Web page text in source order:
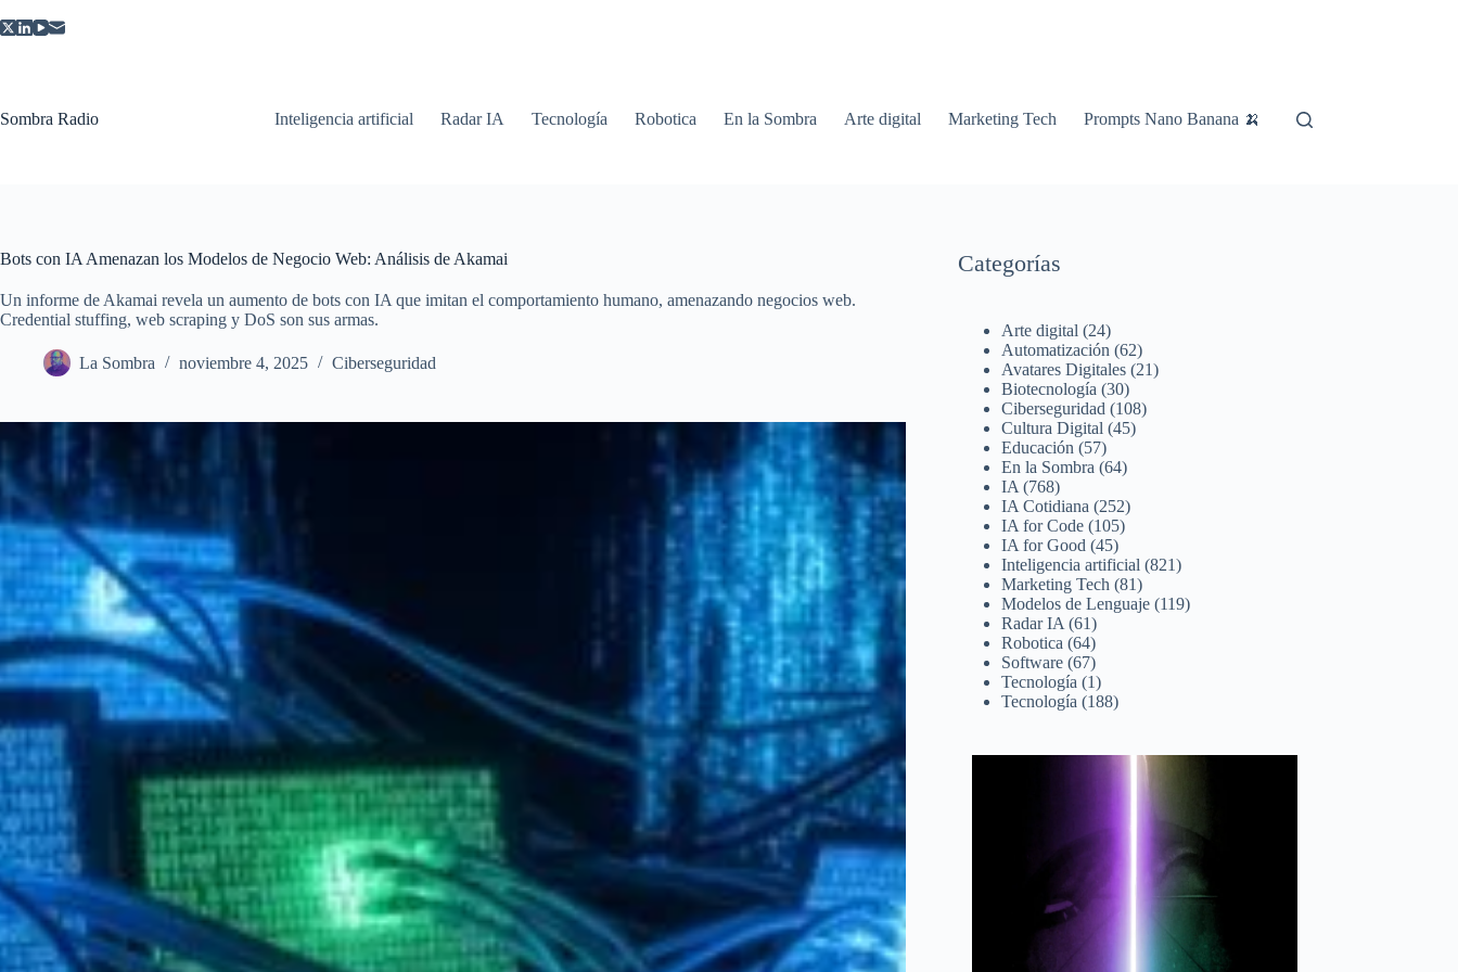
al
Sombra Radio Inteligencia artificial Radar IA Tecnología Robotica En la Sombra Arte digital Marketing Tech Prompts Nano Banana 🍌
Bots con IA Amenazan los Modelos de Negocio Web: Análisis de Akamai
Un informe de Akamai revela un aumento de bots con IA que imitan el comportamiento humano, amenazando negocios web.
Credential stuffing, web scraping y DoS son sus armas.
La Sombra noviembre 4, 2025 Ciberseguridad
Categorías
Arte digital (24)
Automatización (62)
Avatares Digitales (21)
Biotecnología (30)
Ciberseguridad (108)
Cultura Digital (45)
Educación (57)
En la Sombra (64)
IA (768)
IA Cotidiana (252)
IA for Code (105)
IA for Good (45)
Inteligencia artificial (821)
Marketing Tech (81)
Modelos de Lenguaje (119)
Radar IA (61)
Robotica (64)
Software (67)
Tecnología (1)
Tecnología (188)